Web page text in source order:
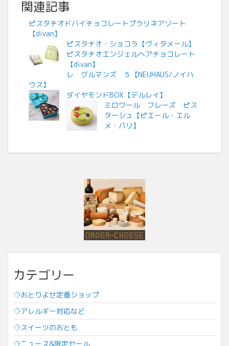
関連記事
ピスタチオドバイチョコレートプラリネアソート
【divan】
ピスタチオ・ショコラ【ヴィタメール】
ピスタチオエンジェルヘアチョコレート
【divan】
レ グルマンズ ５【NEUHAUS/ノイハ
ウス】
ダイヤモンドBOX【デルレイ】
ミロワール フレーズ ピス
ターシュ【ピエール・エル
メ・パリ】
カテゴリー
◇おとりよせ定番ショップ
◇アレルギー対応など
◇スイーツのおとも
◇ニュース&限定セール